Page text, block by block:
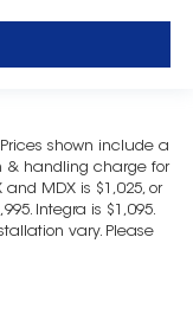
shown include a
& handling charge for
and MDX is $1,025, or
Integra is $1,095.
vary. Please